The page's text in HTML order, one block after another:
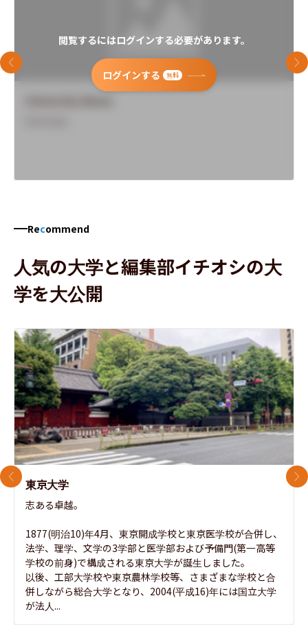
閲覧するにはログインする必要があります。
ログインする 無料
前のスライド 次
Recommend
人気の大学と編集部イチオシの大
学を大公開
東京大学
志ある卓越。
1877(明治10)年4月、東京開成学校と東京医学校が合併し、
法学、理学、文学の3学部と医学部および予備門(第一高等
学校の前身)で構成される東京大学が誕生しました。
以後、工部大学校や東京農林学校等、さまざまな学校と合
併しながら総合大学となり、2004(平成16)年には国立大学
が法人...
前のスライド 次